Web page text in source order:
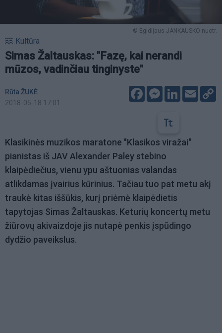
© Egidijaus JANKAUSKO nuotr.
Kultūra
Simas Žaltauskas: "Fazę, kai nerandi
mūzos, vadinčiau tinginyste"
Rūta ŽUKĖ
2018-05-18 17:01
FacebookMessenger
LinkedIn
Email
Klasikinės muzikos maratone "Klasikos viražai"
pianistas iš JAV Alexander Paley stebino
klaipėdiečius, vienu ypu aštuonias valandas
atlikdamas įvairius kūrinius. Tačiau tuo pat metu akį
traukė kitas iššūkis, kurį priėmė klaipėdietis
tapytojas Simas Žaltauskas. Keturių koncertų metu
žiūrovų akivaizdoje jis nutapė penkis įspūdingo
dydžio paveikslus.